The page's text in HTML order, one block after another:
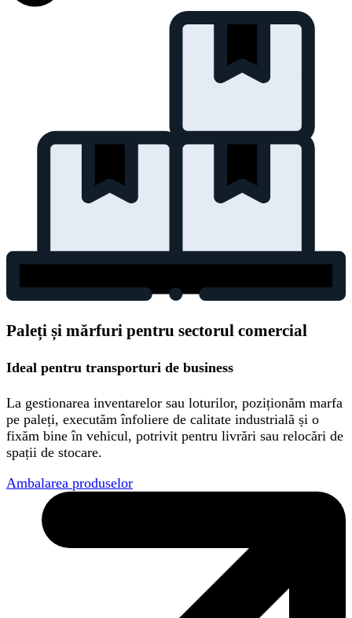
Paleți și mărfuri pentru sectorul comercial
Ideal pentru transporturi de business
La gestionarea inventarelor sau loturilor, poziționăm marfa
pe paleți, executăm înfoliere de calitate industrială și o
fixăm bine în vehicul, potrivit pentru livrări sau relocări de
spații de stocare.
Ambalarea produselor